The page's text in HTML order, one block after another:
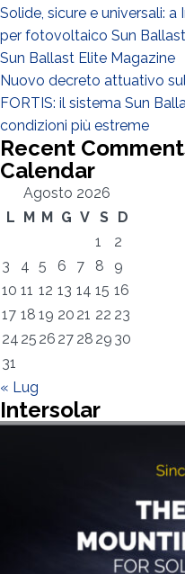
Solide, sicure e universali:
per fotovoltaico Sun Ballast
Sun Ballast Elite Magazine
Nuovo decreto attuativo
FORTIS: il sistema Sun
condizioni più estreme
Recent
Calendar
Agosto 2026
L M M G V S
D
1
2
3
4 5 6 7 8
9
10 11 12 13 14 15 16
17 18 19 20 21 22 23
24 25 26 27 28 29 30
31
« Lug
Intersolar
Ho letto e accetto la